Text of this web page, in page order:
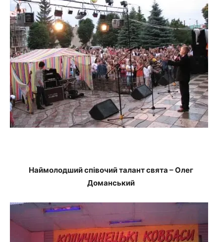
Наймолодший співочий талант свята – Олег
Доманський